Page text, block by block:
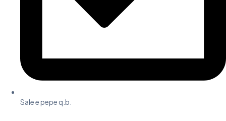
Sale e pepe q.b.